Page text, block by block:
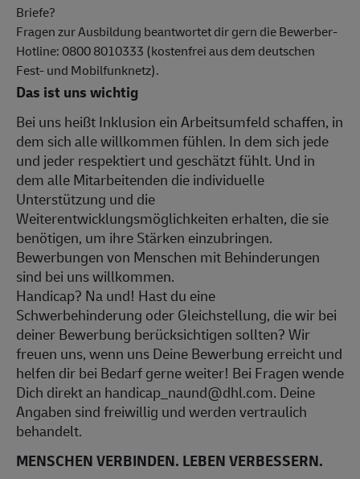
Briefe?
Fragen zur Ausbildung beantwortet dir gern die Bewerber-
Hotline: 0800 8010333 (kostenfrei aus dem deutschen
Fest- und Mobilfunknetz).
Das ist uns wichtig
Bei uns heißt Inklusion ein Arbeitsumfeld schaffen, in
dem sich alle willkommen fühlen. In dem sich jede
und jeder respektiert und geschätzt fühlt. Und in
dem alle Mitarbeitenden die individuelle
Unterstützung und die
Weiterentwicklungsmöglichkeiten erhalten, die sie
benötigen, um ihre Stärken einzubringen.
Bewerbungen von Menschen mit Behinderungen
sind bei uns willkommen.
Handicap? Na und! Hast du eine
Schwerbehinderung oder Gleichstellung, die wir bei
deiner Bewerbung berücksichtigen sollten? Wir
freuen uns, wenn uns Deine Bewerbung erreicht und
helfen dir bei Bedarf gerne weiter! Bei Fragen wende
Dich direkt an handicap_naund@dhl.com. Deine
Angaben sind freiwillig und werden vertraulich
behandelt.
MENSCHEN VERBINDEN. LEBEN VERBESSERN.